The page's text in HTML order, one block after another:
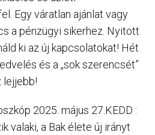
Egy váratlan ajánlat vagy
a pénzügyi sikerhez. Nyitott
ki az új kapcsolatokat! ​Hét
és a „sok szerencsét”
lejjebb!
2025. május 27.KEDD :
valaki, a Bak élete új irányt